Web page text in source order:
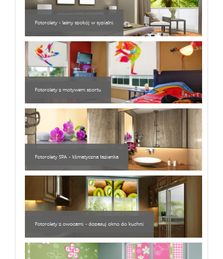
Fotorolety - leśny spokój w sypialni
Fotorolety z motywem sportu
Fotorolety SPA - klimatyczna łazienka
Fotorolety z owocami - dopasuj okno do kuchni